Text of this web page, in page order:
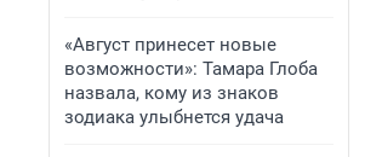
«Август принесет новые
возможности»: Тамара Глоба
назвала, кому из знаков
зодиака улыбнется удача